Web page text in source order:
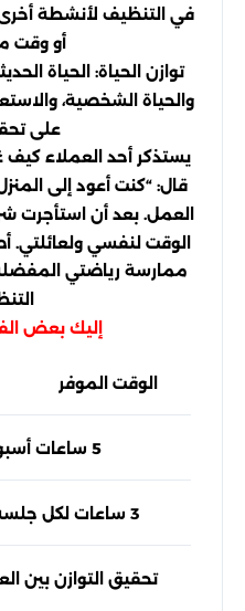
في التنظيف لأنشطة
أو وقت
توازن الحياة: الحياة
والحياة الشخصية،
على
يستذكر أحد العملاء
قال: “كنت أعود إلى
العمل. بعد أن
الوقت لنفسي ولعائلتي.
ممارسة رياضتي
إليك بعض
الوقت الموفر
5 ساعات أسبوعيًا
3 ساعات لكل جلسة تنظيف
تحقيق التوازن بين